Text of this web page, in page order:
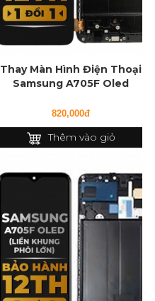
Thay Màn Hình Điện Thoại
Samsung A705F Oled
820,000đ
Thêm vào giỏ